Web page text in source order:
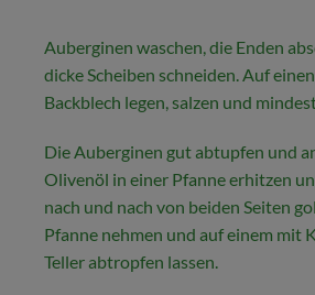
Auberginen waschen, die Enden
dicke Scheiben schneiden. Auf
Backblech legen, salzen und
Die Auberginen gut abtupfen und
Olivenöl in einer Pfanne erhitzen
nach und nach von beiden Seiten
Pfanne nehmen und auf einem mit
Teller abtropfen lassen.